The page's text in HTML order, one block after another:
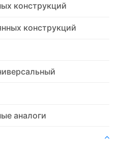
конструкций
конструкций
аналоги